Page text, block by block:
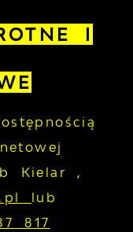
I
Kielar,
lub
817